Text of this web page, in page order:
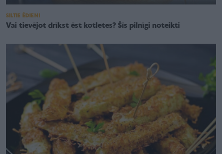
SILTIE ĒDIENI
Vai tievējot drīkst ēst kotletes? Šīs pilnīgi noteikti